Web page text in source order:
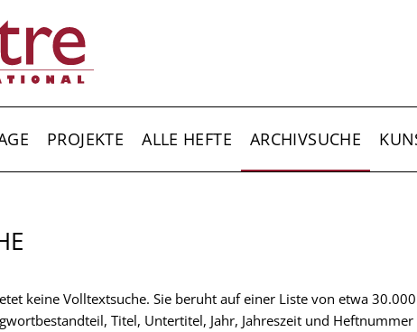
PROJEKTE ALLE HEFTE ARCHIVSUCHE
keine Volltextsuche. Sie beruht auf einer Liste von etwa
Titel, Untertitel, Jahr, Jahreszeit und Heftnummer